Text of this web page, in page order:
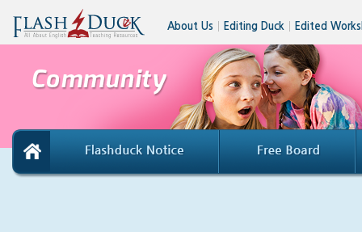
About Us Editing Duck Edited